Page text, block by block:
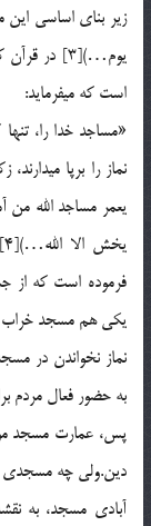
زیر بنای اساسی
یوم…)[3] در
است که می‏فرماید:
«مساجد خدا را،
نماز را برپا
یعمر مساجد الله من
فرموده است که از
یکی هم مسجد خراب و
نماز نخواندن در
به حضور فعال
پس، عمارت مسجد
دین.ولی چه مسجدی
آبادی مسجد، به